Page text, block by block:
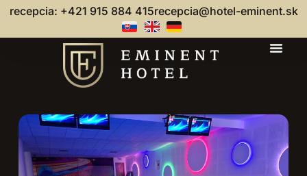
recepcia: +421 915 884 415recepcia@hotel-eminent.sk